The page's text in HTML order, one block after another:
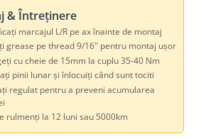
& Întreținere
marcajul L/R pe ax înainte de montaj
grease pe thread 9/16" pentru montaj ușor
cu cheie de 15mm la cuplu 35-40 Nm
pinii lunar și înlocuiți când sunt tociti
regulat pentru a preveni acumularea
rulmenți la 12 luni sau 5000km